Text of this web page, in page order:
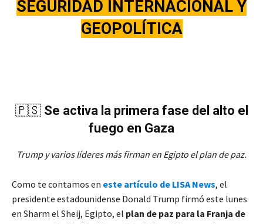
SEGURIDAD INTERNACIONAL Y
GEOPOLÍTICA
🇵🇸 Se activa la primera fase del alto el
fuego en Gaza
Trump y varios líderes más firman en Egipto el plan de paz.
Como te contamos en este artículo de LISA News, el
presidente estadounidense Donald Trump firmó este lunes
en Sharm el Sheij, Egipto, el plan de paz para la Franja de